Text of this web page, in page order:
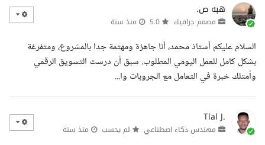
هبه ص.
مصمم جرافيك منذ سنة
السلام عليكم أستاذ محمد، أنا جاهزة ومهتمة جدا بالمشروع، ومتفرغة
بشكل كامل للعمل اليومي المطلوب. سبق أن درست التسويق الرقمي
وأمتلك خبرة في التعامل مع الجروبات وا...
Tlal J.
مهندس ذكاء اصطناعي لم يحسب منذ سنة